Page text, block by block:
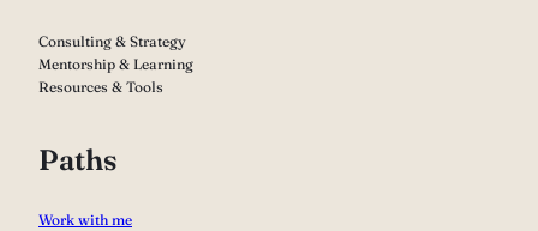
Consulting & Strategy
Mentorship & Learning
Resources & Tools
Paths
Work with me